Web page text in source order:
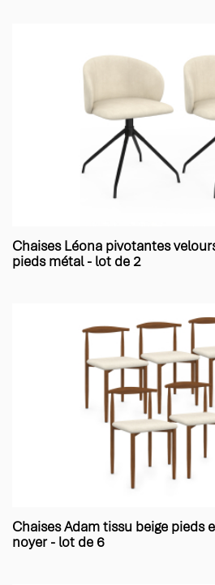
Chaises Léona pivotantes velours crème
pieds métal - lot de 2
Chaises Adam tissu beige pieds effet bois
noyer - lot de 6